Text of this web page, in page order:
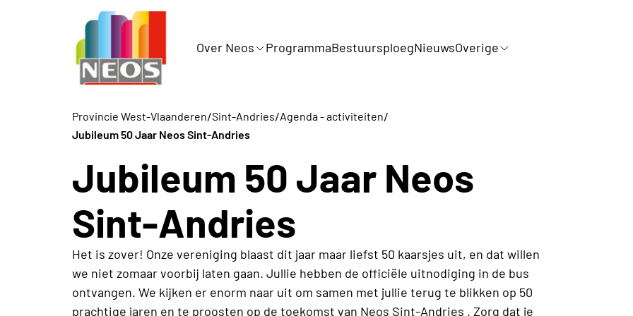
Over Neos ProgrammaBestuursploegNieuwsOverige
Provincie West-Vlaanderen/Sint-Andries/Agenda - activiteiten/
Jubileum 50 Jaar Neos Sint-Andries
Jubileum 50 Jaar Neos
Sint-Andries
Het is zover! Onze vereniging blaast dit jaar maar liefst 50 kaarsjes uit, en dat willen
we niet zomaar voorbij laten gaan. Jullie hebben de officiële uitnodiging in de bus
ontvangen. We kijken er enorm naar uit om samen met jullie terug te blikken op 50
prachtige jaren en te proosten op de toekomst van Neos Sint-Andries . Zorg dat je